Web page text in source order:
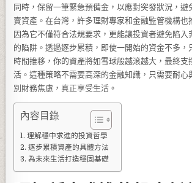
同時，保留一筆緊急預備金，以應對突發狀況，避
賣資產。在台灣，許多理財專家和金融監管機構也
因為它不僅符合法規要求，更能讓投資者避免陷入
的陷阱。透過逐步累積，即使一開始的資金不多，
時間推移，你的資產將如雪球般越滾越大，最終支
活。這種策略不需要高深的金融知識，只需要耐心
別財務焦慮，真正享受生活。
內容目錄
理解穩中求進的投資哲學
逐步累積資產的具體方法
為未來生活打造穩固基礎